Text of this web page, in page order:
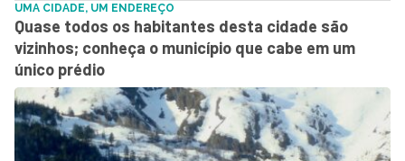
UMA CIDADE, UM ENDEREÇO
Quase todos os habitantes desta cidade são
vizinhos; conheça o município que cabe em um
único prédio